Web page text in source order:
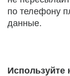
по телефону
данные.
Используйте